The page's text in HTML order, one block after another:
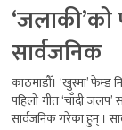
‘जलाकी’को
सार्वजनिक
काठमाडौँ। ‘खुस्मा’ फेम्ड
पहिलो गीत ‘चाँदी
सार्वजनिक गरेका हुन् ।